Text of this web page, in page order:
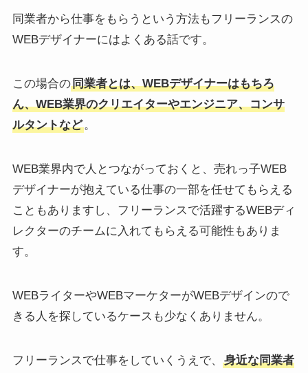
同業者から仕事をもらうという方法もフリーランスの
WEBデザイナーにはよくある話です。
この場合の同業者とは、WEBデザイナーはもちろ
ん、WEB業界のクリエイターやエンジニア、コンサ
ルタントなど。
WEB業界内で人とつながっておくと、売れっ子WEB
デザイナーが抱えている仕事の一部を任せてもらえる
こともありますし、フリーランスで活躍するWEBディ
レクターのチームに入れてもらえる可能性もありま
す。
WEBライターやWEBマーケターがWEBデザインので
きる人を探しているケースも少なくありません。
フリーランスで仕事をしていくうえで、
身近な同業者